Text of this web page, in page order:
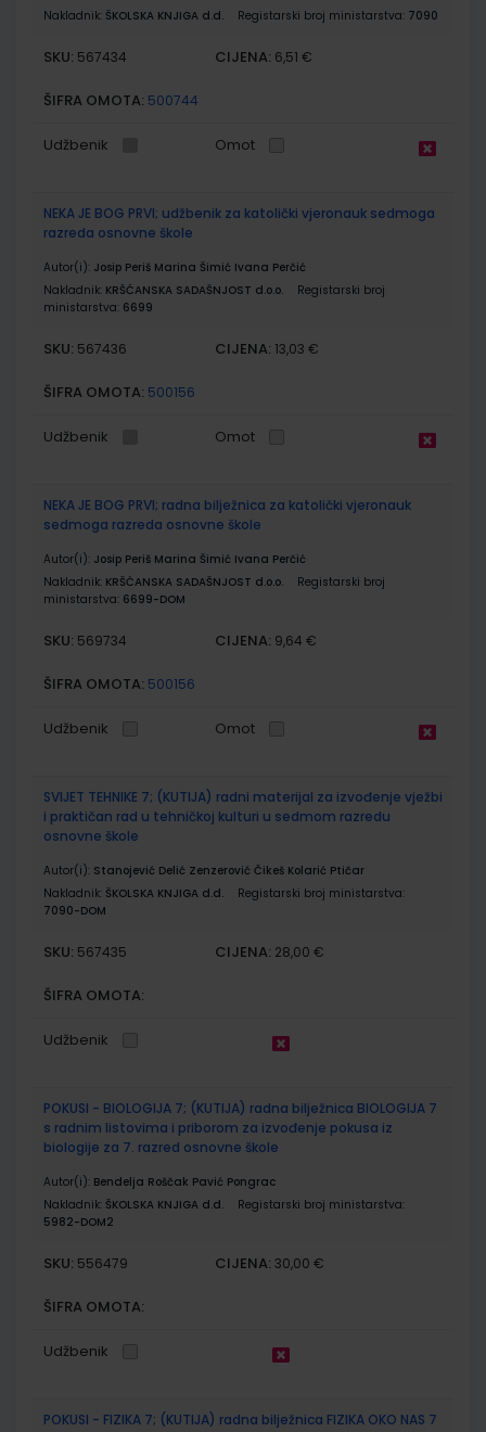
Nakladnik: ŠKOLSKA KNJIGA d.d. Registarski broj ministarstva: 7090
SKU: 567434 CIJENA: 6,51 €
ŠIFRA OMOTA: 500744
Udžbenik Omot
NEKA JE BOG PRVI; udžbenik za katolički vjeronauk sedmoga
razreda osnovne škole
Autor(i): Josip Periš Marina Šimić Ivana Perčić
Nakladnik: KRŠĆANSKA SADAŠNJOST d.o.o.
Registarski broj
ministarstva: 6699
SKU: 567436 CIJENA: 13,03 €
ŠIFRA OMOTA: 500156
Udžbenik Omot
NEKA JE BOG PRVI; radna bilježnica za katolički vjeronauk
sedmoga razreda osnovne škole
Autor(i): Josip Periš Marina Šimić Ivana Perčić
Nakladnik: KRŠĆANSKA SADAŠNJOST d.o.o.
Registarski broj
ministarstva: 6699-DOM
SKU: 569734 CIJENA: 9,64 €
ŠIFRA OMOTA: 500156
Udžbenik Omot
SVIJET TEHNIKE 7; (KUTIJA) radni materijal za izvođenje vježbi
i praktičan rad u tehničkoj kulturi u sedmom razredu
osnovne škole
Autor(i): Stanojević Delić Zenzerović Čikeš Kolarić Ptičar
Nakladnik: ŠKOLSKA KNJIGA d.d.
Registarski broj ministarstva:
7090-DOM
SKU: 567435 CIJENA: 28,00 €
ŠIFRA OMOTA:
Udžbenik
POKUSI - BIOLOGIJA 7; (KUTIJA) radna bilježnica BIOLOGIJA 7
s radnim listovima i priborom za izvođenje pokusa iz
biologije za 7. razred osnovne škole
Autor(i): Bendelja Roščak Pavić Pongrac
Nakladnik: ŠKOLSKA KNJIGA d.d.
Registarski broj ministarstva:
5982-DOM2
SKU: 556479 CIJENA: 30,00 €
ŠIFRA OMOTA:
Udžbenik
POKUSI - FIZIKA 7; (KUTIJA) radna bilježnica FIZIKA OKO NAS 7